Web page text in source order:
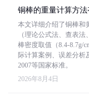
铜棒的重量计算方
本文详细介绍了铜棒和
（理论公式法、查表
棒密度取值（8.4-8.7g/
际计算案例、误差分析
2007等国家标准。
2026年8月4日